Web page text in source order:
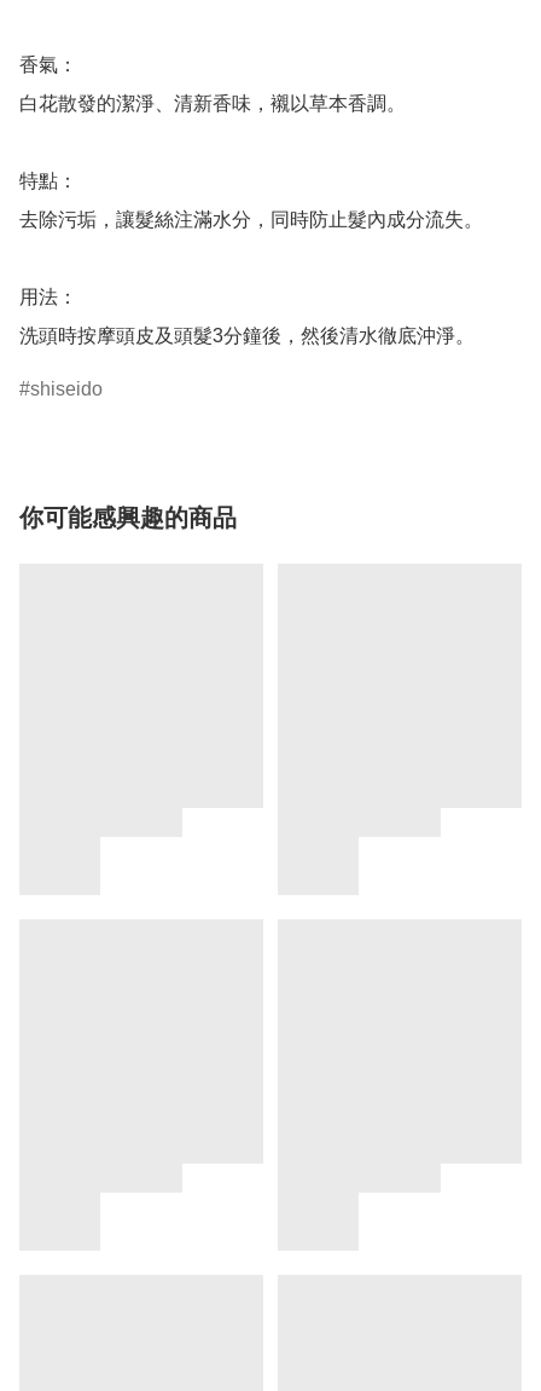
香氣：
白花散發的潔淨、清新香味，襯以草本香調。
特點：
去除污垢，讓髮絲注滿水分，同時防止髮內成分流失。
用法：
shiseido
你可能感興趣的商品